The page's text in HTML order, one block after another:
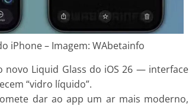
iPhone – Imagem: WAbetainfo
Liquid Glass do iOS 26 — interface
“vidro líquido”.
dar ao app um ar mais moderno,